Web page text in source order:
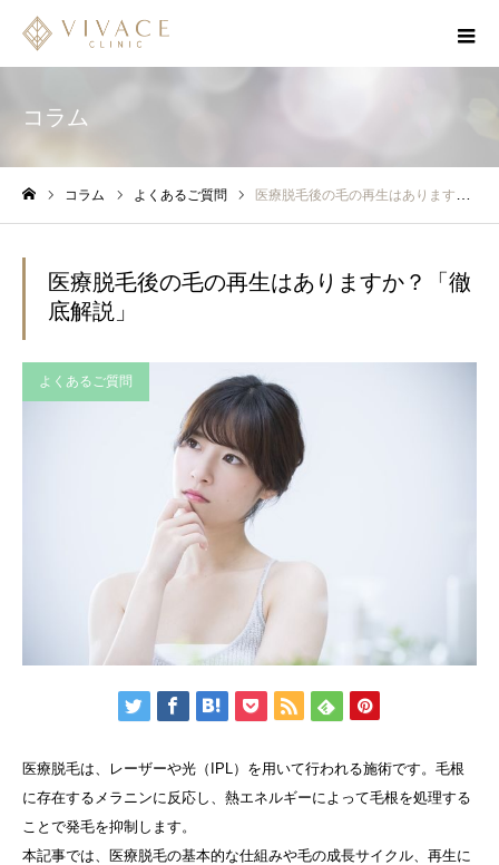
コラム
コラム よくあるご質問 医療脱毛後の毛の再生はありますか？「徹底解説」
医療脱毛後の毛の再生はありますか？「徹
底解説」
よくあるご質問
医療脱毛は、レーザーや光（IPL）を用いて行われる施術です。毛根
に存在するメラニンに反応し、熱エネルギーによって毛根を処理する
ことで発毛を抑制します。
本記事では、医療脱毛の基本的な仕組みや毛の成長サイクル、再生に